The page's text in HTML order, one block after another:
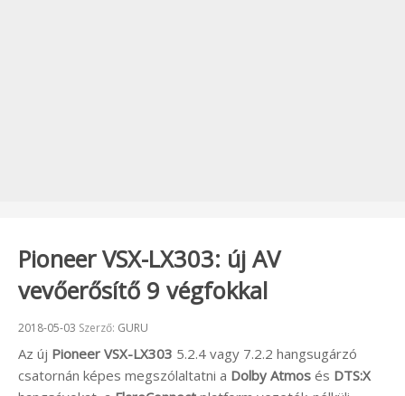
Pioneer VSX-LX303: új AV
vevőerősítő 9 végfokkal
Beküldve:
2018-05-03 Szerző: GURU
Az új Pioneer VSX-LX303 5.2.4 vagy 7.2.2 hangsugárzó
csatornán képes megszólaltatni a Dolby Atmos és DTS:X